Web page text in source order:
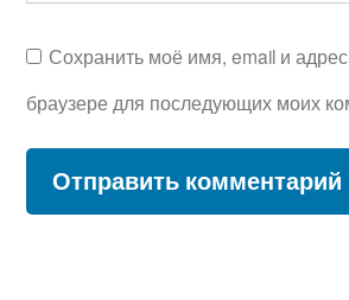
Сохранить моё имя, email и
браузере для последующих моих